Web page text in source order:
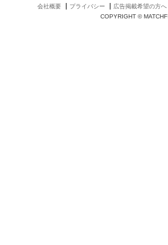
会社概要 プライバシー
広告掲載希望の方へ
COPYRIGHT ©